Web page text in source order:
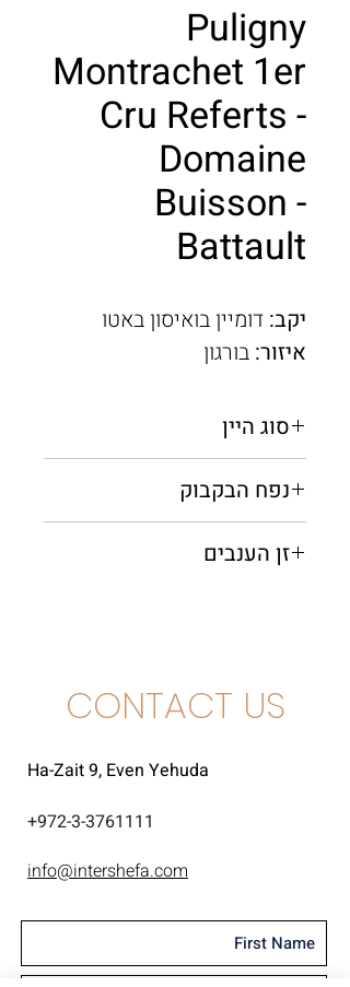
Puligny
Montrachet 1er
Cru Referts -
Domaine
Buisson -
Battault
יקב: דומיין בואיסון באטו
איזור: בורגון
סוג היין
נפח הבקבוק
זן הענבים
CONTACT US
Ha-Zait 9, Even Yehuda
972-3-3761111
+
info@intershefa.com